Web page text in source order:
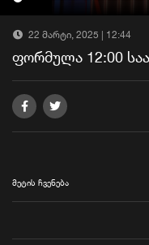
22 მარტი, 2025 | 12:44
ფორმულა 12:00
მეტის ჩვენება